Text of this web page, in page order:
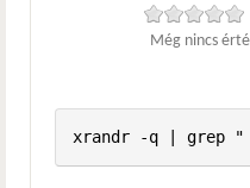
Még nincs
xrandr -q | grep "